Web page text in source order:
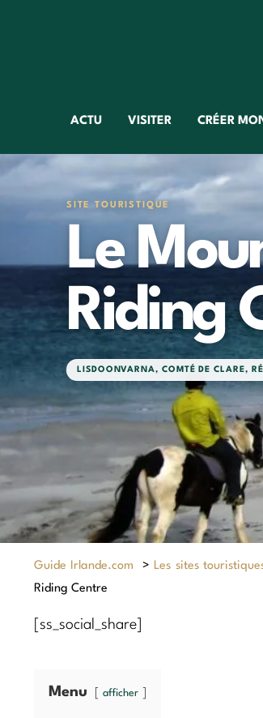
ACTU VISITER CRÉER
SITE TOURISTIQUE
Le
Riding
LISDOONVARNA, COMTÉ DE CLARE,
Guide Irlande.com > Les sites
Riding Centre
[ss_social_share]
Menu afficher